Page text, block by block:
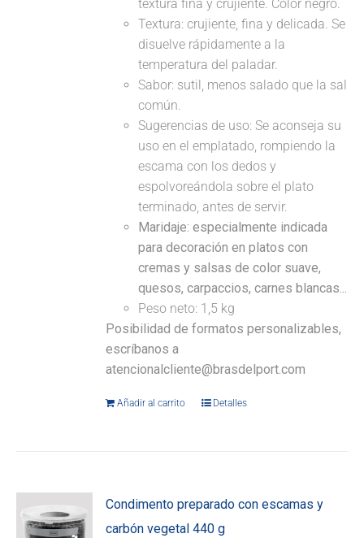
textura fina y crujiente. Color negro.
Textura: crujiente, fina y delicada. Se
disuelve rápidamente a la
temperatura del paladar.
Sabor: sutil, menos salado que la sal
común.
Sugerencias de uso: Se aconseja su
uso en el emplatado, rompiendo la
escama con los dedos y
espolvoreándola sobre el plato
terminado, antes de servir.
Maridaje: especialmente indicada
para decoración en platos con
cremas y salsas de color suave,
quesos, carpaccios, carnes blancas...
Peso neto: 1,5 kg
Posibilidad de formatos personalizables,
escríbanos a
atencionalcliente@brasdelport.com
Añadir al carrito Detalles
Condimento preparado con escamas y
carbón vegetal 440 g